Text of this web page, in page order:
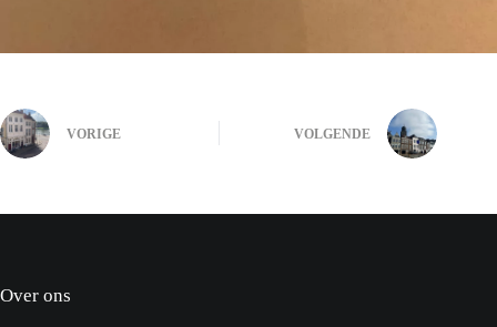
VORIGE VOLGENDE
Over ons